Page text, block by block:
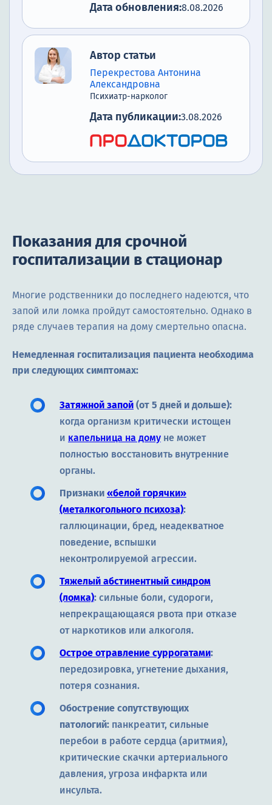
Дата обновления:8.08.2026
Автор статьи
Перекрестова Антонина
Александровна
Психиатр-нарколог
Дата публикации:3.08.2026
Показания для срочной
госпитализации в стационар
Многие родственники до последнего надеются, что
запой или ломка пройдут самостоятельно. Однако в
ряде случаев терапия на дому смертельно опасна.
Немедленная госпитализация пациента необходима
при следующих симптомах:
Затяжной запой (от 5 дней и дольше):
когда организм критически истощен
и капельница на дому не может
полностью восстановить внутренние
органы.
Признаки «белой горячки»
(металкогольного психоза):
галлюцинации, бред, неадекватное
поведение, вспышки
неконтролируемой агрессии.
Тяжелый абстинентный синдром
(ломка): сильные боли, судороги,
непрекращающаяся рвота при отказе
от наркотиков или алкоголя.
Острое отравление суррогатами:
передозировка, угнетение дыхания,
потеря сознания.
Обострение сопутствующих
патологий: панкреатит, сильные
перебои в работе сердца (аритмия),
критические скачки артериального
давления, угроза инфаркта или
инсульта.